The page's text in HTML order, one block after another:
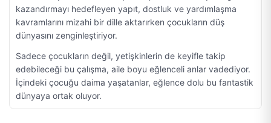
kazandırmayı hedefleyen yapıt, dostluk ve yardımlaşma
kavramlarını mizahi bir dille aktarırken çocukların düş
dünyasını zenginleştiriyor.
Sadece çocukların değil, yetişkinlerin de keyifle takip
edebileceği bu çalışma, aile boyu eğlenceli anlar vadediyor.
İçindeki çocuğu daima yaşatanlar, eğlence dolu bu fantastik
dünyaya ortak oluyor.